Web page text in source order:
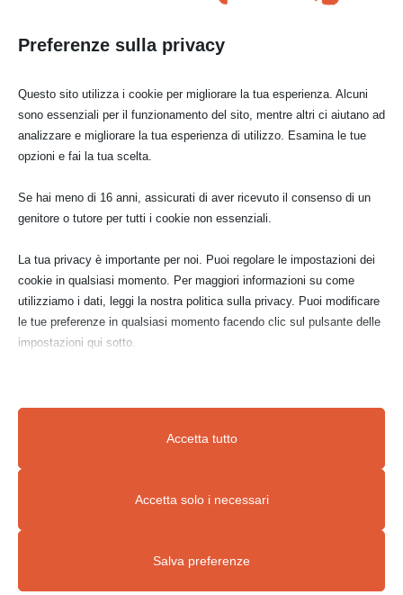
Prezzo di vendita: € 100,00
CONTATTAMI
Preferenze sulla privacy
Questo sito utilizza i cookie per migliorare la tua esperienza. Alcuni
sono essenziali per il funzionamento del sito, mentre altri ci aiutano ad
analizzare e migliorare la tua esperienza di utilizzo. Esamina le tue
opzioni e fai la tua scelta.
Se hai meno di 16 anni, assicurati di aver ricevuto il consenso di un
genitore o tutore per tutti i cookie non essenziali.
La tua privacy è importante per noi. Puoi regolare le impostazioni dei
cookie in qualsiasi momento. Per maggiori informazioni su come
utilizziamo i dati, leggi la nostra politica sulla privacy. Puoi modificare
le tue preferenze in qualsiasi momento facendo clic sul pulsante delle
impostazioni qui sotto.
I cookie e i servizi essenziali abilitano le funzioni di base e sono
Accetta tutto
Accetta solo i necessari
Salva preferenze